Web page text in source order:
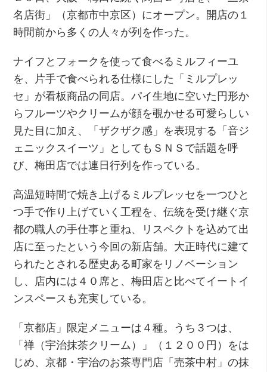
名店街」（京都市中京区）にオープン。開店の１
時間前から多くの人々が列を作った。
ナイフとフォークを使って食べるミルフィーユ
を、片手で食べられる仕様にした「ミルプレッ
セ」が看板商品の同店。パイ生地に空いた円形か
らフルーツやクリームが顔を覗かせる可愛らしい
見た目に加え、「ザクザク感」を表現する「音ジ
ェニックスイーツ」としてもＳＮＳで話題を呼
び、梅田店では連日行列を作っている。
高温短時間で焼き上げるミルプレッセを一つひと
つ手で作り上げていく工程を、伝統を受け継ぐ京
都の職人の手仕事と重ね、リスペクトを込めて出
店に至ったという今回の新店舗。大正時代に建て
られたとされる歴史ある町家をリノベーション
し、店内には４０席と、梅田店と比べてイートイ
ンスペースも充実している。
「京都店」限定メニューは４種。うち３つは、
「禅（宇治抹茶クリーム）」（１２００円）をは
じめ、京都・宇治のお茶専門店「売茶中村」の抹